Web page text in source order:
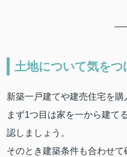
土地について気をつ
新築一戸建てや建売住宅を
まず1つ目は家を一から建て
認しましょう。
そのとき建築条件も合わせ